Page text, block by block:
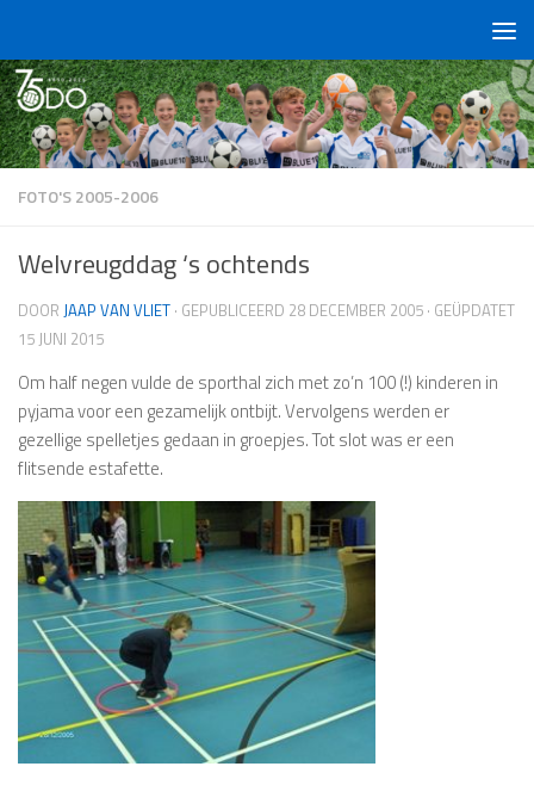
FOTO'S 2005-2006
Welvreugddag ‘s ochtends
DOOR JAAP VAN VLIET · GEPUBLICEERD 28 DECEMBER 2005 · GEÜPDATET
15 JUNI 2015
Om half negen vulde de sporthal zich met zo’n 100 (!) kinderen in
pyjama voor een gezamelijk ontbijt. Vervolgens werden er
gezellige spelletjes gedaan in groepjes. Tot slot was er een
flitsende estafette.